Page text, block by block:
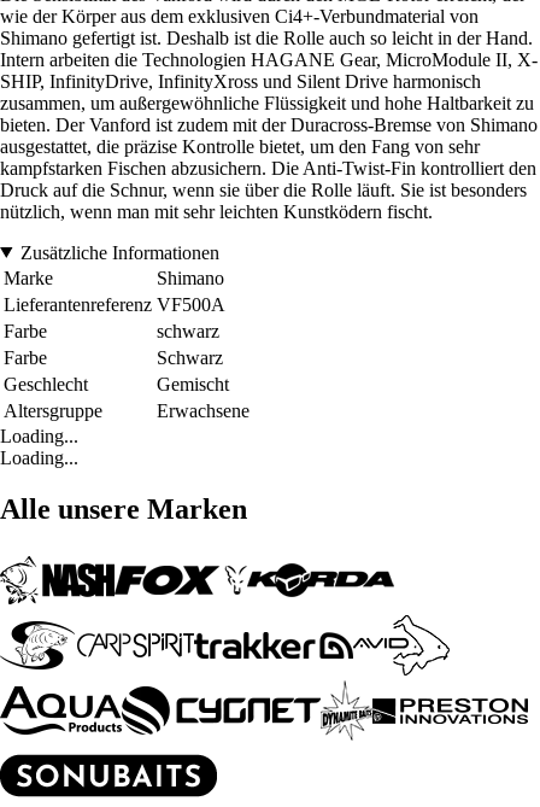
wie der Körper aus dem exklusiven Ci4+-Verbundmaterial von
Shimano gefertigt ist. Deshalb ist die Rolle auch so leicht in der Hand.
Intern arbeiten die Technologien HAGANE Gear, MicroModule II, X-
SHIP, InfinityDrive, InfinityXross und Silent Drive harmonisch
zusammen, um außergewöhnliche Flüssigkeit und hohe Haltbarkeit zu
bieten. Der Vanford ist zudem mit der Duracross-Bremse von Shimano
ausgestattet, die präzise Kontrolle bietet, um den Fang von sehr
kampfstarken Fischen abzusichern. Die Anti-Twist-Fin kontrolliert den
Druck auf die Schnur, wenn sie über die Rolle läuft. Sie ist besonders
nützlich, wenn man mit sehr leichten Kunstködern fischt.
Zusätzliche Informationen
Marke
Shimano
Lieferantenreferenz VF500A
Farbe
schwarz
Farbe
Schwarz
Geschlecht
Gemischt
Altersgruppe
Erwachsene
Loading...
Loading...
Alle unsere Marken